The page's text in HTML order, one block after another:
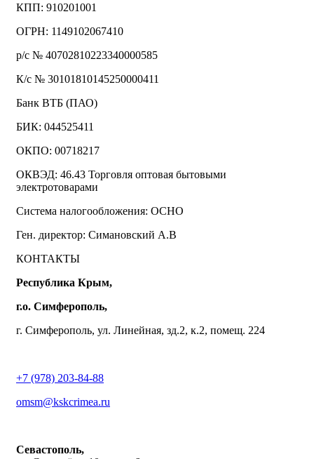
КПП: 910201001
ОГРН: 1149102067410
р/с № 40702810223340000585
К/с № 30101810145250000411
Банк ВТБ (ПАО)
БИК: 044525411
ОКПО: 00718217
ОКВЭД: 46.43 Торговля оптовая бытовыми
электротоварами
Система налогообложения: ОСНО
Ген. директор: Симановский А.В
КОНТАКТЫ
Республика Крым,
г.о. Симферополь,
г. Симферополь, ул. Линейная, зд.2, к.2, помещ. 224
+7 (978) 203-84-88
omsm@kskcrimea.ru
Севастополь,